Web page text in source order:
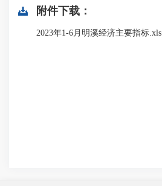
附件下载：
2023年1-6月明溪经济主要指标.xls